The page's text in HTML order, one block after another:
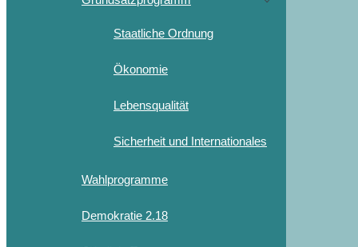
Staatliche Ordnung
Ökonomie
Lebensqualität
Sicherheit und Internationales
Wahlprogramme
Demokratie 2.18